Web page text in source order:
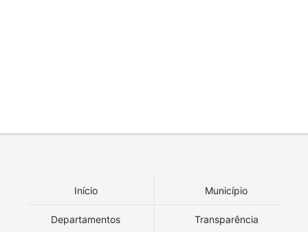
Início Município
Departamentos Transparência